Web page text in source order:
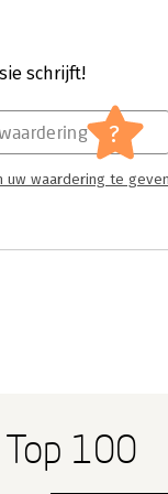
schrijft!
?
uw waardering te
100